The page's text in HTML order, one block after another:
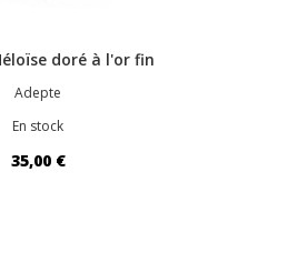
doré à l'or fin
Adepte
En stock
35,00 €